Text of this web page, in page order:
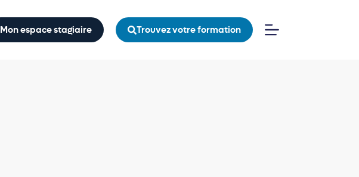
Mon espace stagiaire Trouvez votre formation